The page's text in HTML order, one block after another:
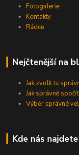
Fotogalerie
Kontakty
Rádce
Nejčtenější na
Jak zvolit tu
Jak správně
Výběr správné
Kde nás najdete